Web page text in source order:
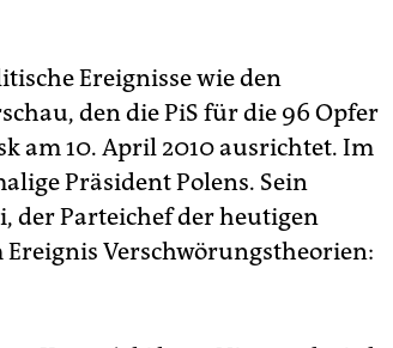
Ereignisse wie den
den die PiS für die 96 Opfer
am 10. April 2010 ausrichtet. Im
Präsident Polens. Sein
der Parteichef der heutigen
Verschwörungstheorien: